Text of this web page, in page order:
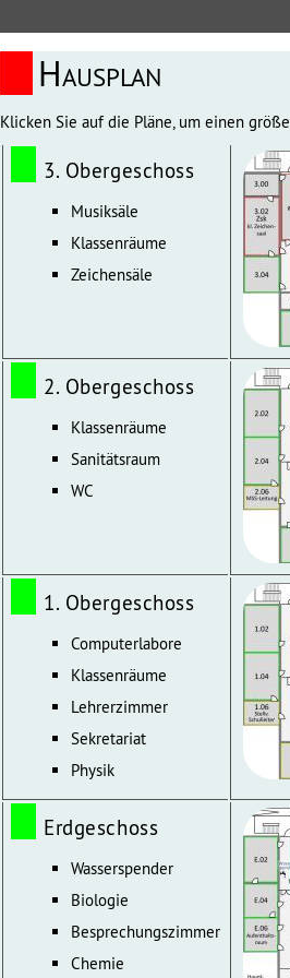
Hausplan
Klicken Sie auf die Pläne, um einen
3. Obergeschoss
Musiksäle
Klassenräume
Zeichensäle
2. Obergeschoss
Klassenräume
Sanitätsraum
WC
1. Obergeschoss
Computerlabore
Klassenräume
Lehrerzimmer
Sekretariat
Physik
Erdgeschoss
Wasserspender
Biologie
Besprechungszimmer
Chemie